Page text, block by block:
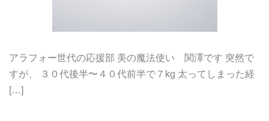
アラフォー世代の応援部 美の魔法使い 関澤です 突然で
すが、 ３０代後半〜４０代前半で７kg 太ってしまった経
[…]